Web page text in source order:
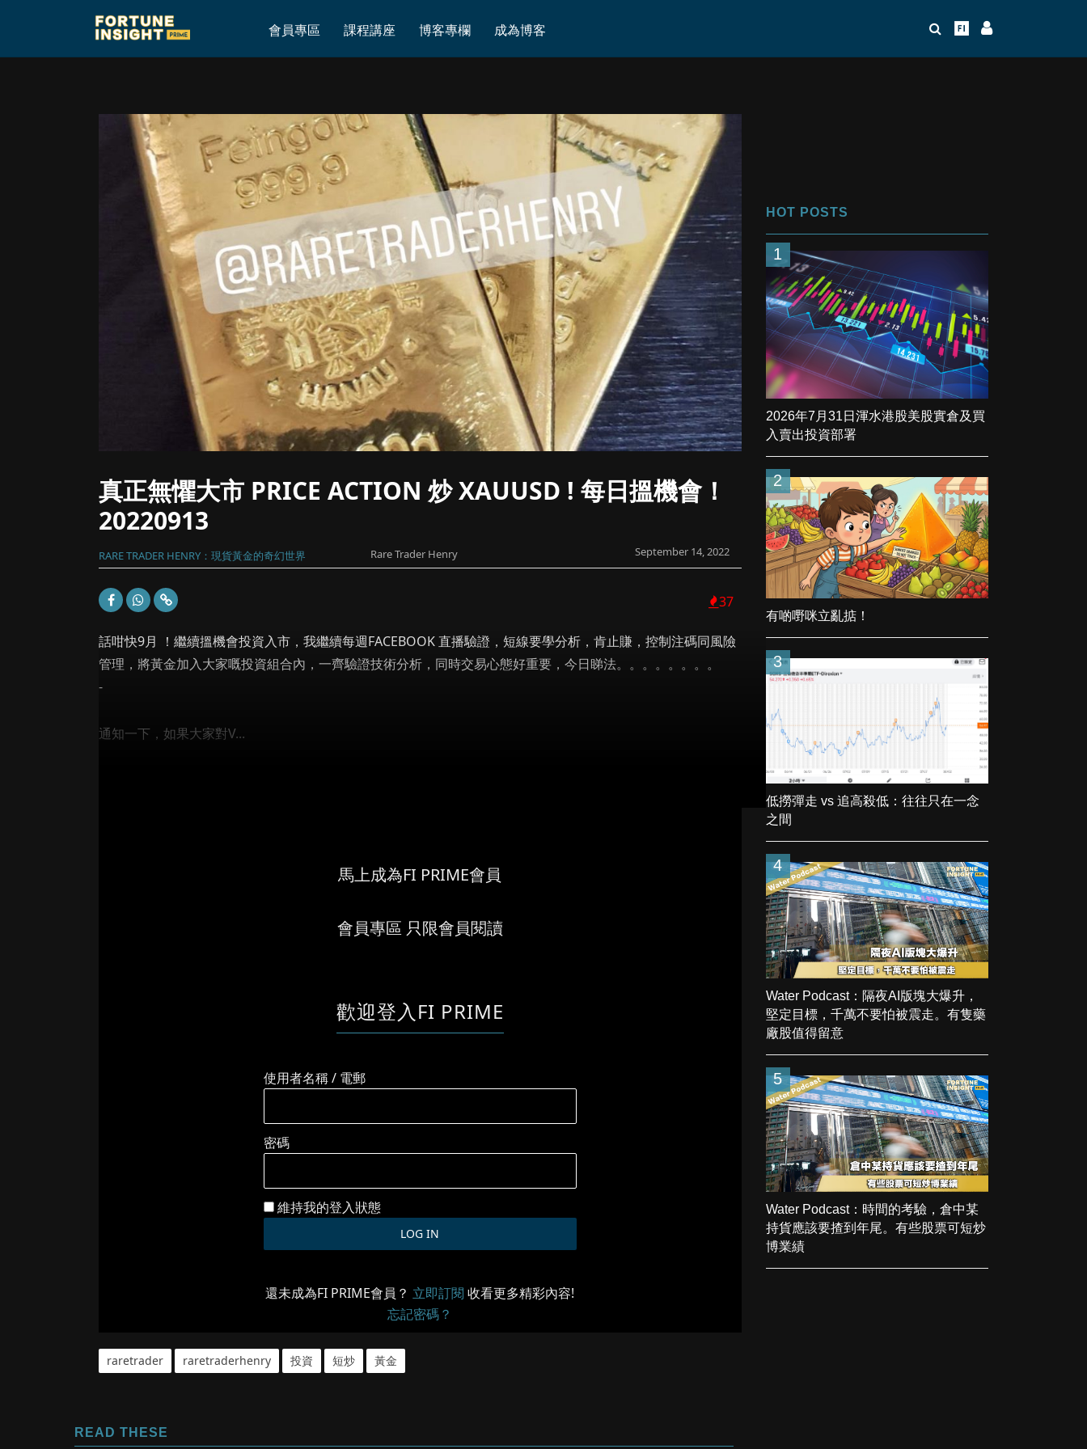
會員專區 課程講座 博客專欄 成為博客
真正無懼大市 PRICE ACTION 炒 XAUUSD ! 每日搵機會！ 20220913
真正無懼大市 PRICE ACTION 炒 XAUUSD ! 每日搵機會！
20220913
RARE TRADER HENRY：現貨黃金的奇幻世界 Rare Trader Henry September 14, 2022
37
話咁快9月 ！繼續搵機會投資入市，我繼續每週FACEBOOK 直播驗證，短線要學分析，肯止賺，控制注碼同風險
管理，將黃金加入大家嘅投資組合內，一齊驗證技術分析，同時交易心態好重要，今日睇法。。。。。。。。
-
通知一下，如果大家對V...
馬上成為FI PRIME會員
會員專區 只限會員閱讀
歡迎登入FI PRIME
使用者名稱 / 電郵
密碼
維持我的登入狀態
還未成為FI PRIME會員？ 立即訂閱 收看更多精彩內容!
忘記密碼？
raretrader raretraderhenry 投資 短炒 黃金
READ THESE
HOT POSTS
1
2026年7月31日渾水港股美股實倉及買
入賣出投資部署
2
有啲嘢咪立亂掂！
3
低撈彈走 vs 追高殺低：往往只在一念
之間
4
Water Podcast：隔夜AI版塊大爆升，
堅定目標，千萬不要怕被震走。有隻藥
廠股值得留意
5
Water Podcast：時間的考驗，倉中某
持貨應該要揸到年尾。有些股票可短炒
博業績